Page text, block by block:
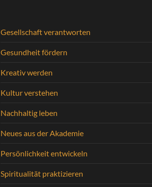
Gesellschaft verantworten
Gesundheit fördern
Kreativ werden
Kultur verstehen
Nachhaltig leben
Neues aus der Akademie
Persönlichkeit entwickeln
Spiritualität praktizieren